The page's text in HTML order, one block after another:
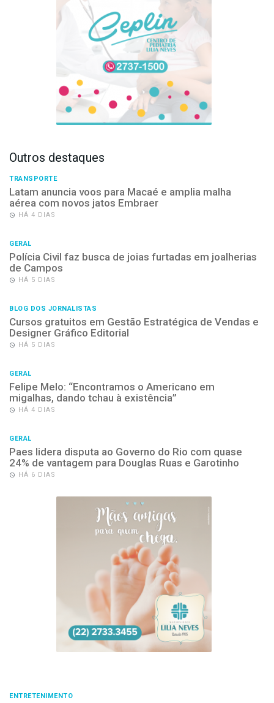
Outros destaques
TRANSPORTE
Latam anuncia voos para Macaé e amplia malha
aérea com novos jatos Embraer
HÁ 4 DIAS
GERAL
Polícia Civil faz busca de joias furtadas em joalherias
de Campos
HÁ 5 DIAS
BLOG DOS JORNALISTAS
Cursos gratuitos em Gestão Estratégica de Vendas e
Designer Gráfico Editorial
HÁ 5 DIAS
GERAL
Felipe Melo: “Encontramos o Americano em
migalhas, dando tchau à existência”
HÁ 4 DIAS
GERAL
Paes lidera disputa ao Governo do Rio com quase
24% de vantagem para Douglas Ruas e Garotinho
HÁ 6 DIAS
ENTRETENIMENTO